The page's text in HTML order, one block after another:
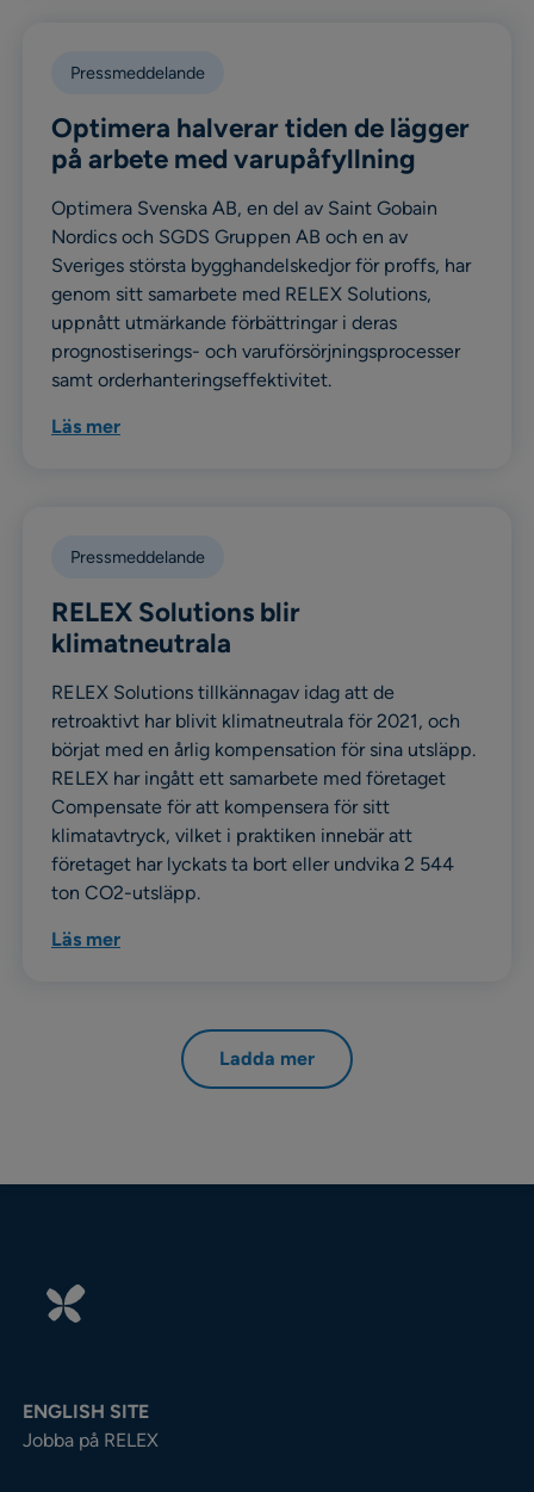
Pressmeddelande
Optimera halverar tiden de lägger
på arbete med varupåfyllning
Optimera Svenska AB, en del av Saint Gobain
Nordics och SGDS Gruppen AB och en av
Sveriges största bygghandelskedjor för proffs, har
genom sitt samarbete med RELEX Solutions,
uppnått utmärkande förbättringar i deras
prognostiserings- och varuförsörjningsprocesser
samt orderhanteringseffektivitet.
Läs mer
Pressmeddelande
RELEX Solutions blir
klimatneutrala
RELEX Solutions tillkännagav idag att de
retroaktivt har blivit klimatneutrala för 2021, och
börjat med en årlig kompensation för sina utsläpp.
RELEX har ingått ett samarbete med företaget
Compensate för att kompensera för sitt
klimatavtryck, vilket i praktiken innebär att
företaget har lyckats ta bort eller undvika 2 544
ton CO2-utsläpp.
Läs mer
Ladda mer
ENGLISH SITE
Jobba på RELEX